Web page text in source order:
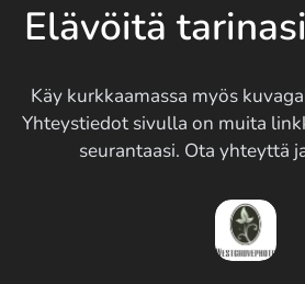
Elävöitä
Käy kurkkaamassa myös
Yhteystiedot sivulla on muita
seurantaasi. Ota yhteyttä